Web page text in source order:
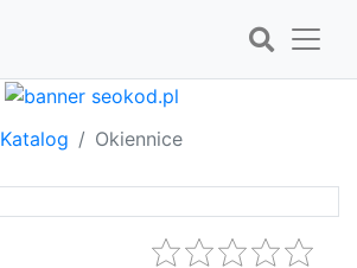
Katalog Okiennice